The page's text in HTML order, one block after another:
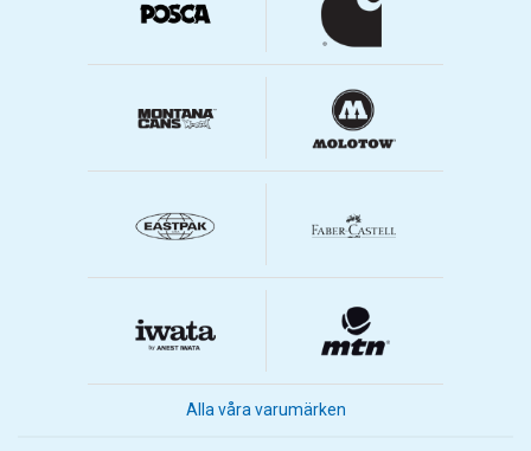
Alla våra varumärken